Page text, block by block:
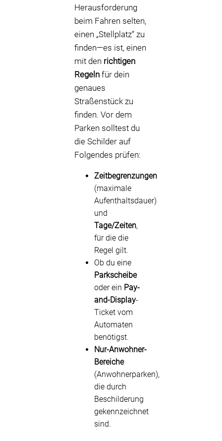
Herausforderung
beim Fahren selten,
einen „Stellplatz“ zu
finden—es ist, einen
mit den richtigen
Regeln für dein
genaues
Straßenstück zu
finden. Vor dem
Parken solltest du
die Schilder auf
Folgendes prüfen:
Zeitbegrenzungen
(maximale
Aufenthaltsdauer)
und
Tage/Zeiten,
für die die
Regel gilt.
Ob du eine
Parkscheibe
oder ein Pay-
and-Display-
Ticket vom
Automaten
benötigst.
Nur-Anwohner-
Bereiche
(Anwohnerparken),
die durch
Beschilderung
gekennzeichnet
sind.